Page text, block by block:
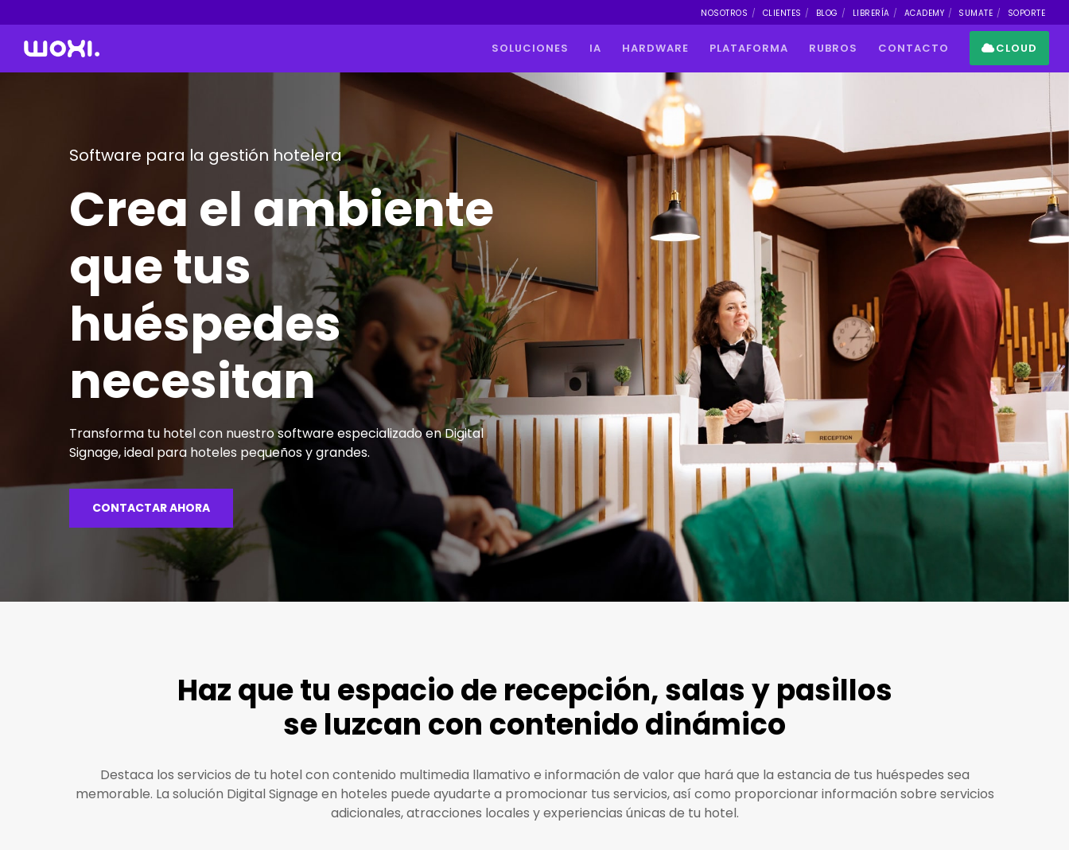
NOSOTROS CLIENTES BLOG LIBRERÍA ACADEMY SUMATE SOPORTE
SOLUCIONES IA HARDWARE PLATAFORMA RUBROS CONTACTO CLOUD
Software para la gestión hotelera
Crea el ambiente
que tus
huéspedes
necesitan
Transforma tu hotel con nuestro software especializado en Digital
Signage, ideal para hoteles pequeños y grandes.
CONTACTAR AHORA
Haz que tu espacio de recepción, salas y pasillos
se luzcan con contenido dinámico
Destaca los servicios de tu hotel con contenido multimedia llamativo e información de valor que hará que la estancia de tus huéspedes sea
memorable. La solución Digital Signage en hoteles puede ayudarte a promocionar tus servicios, así como proporcionar información sobre servicios
adicionales, atracciones locales y experiencias únicas de tu hotel.